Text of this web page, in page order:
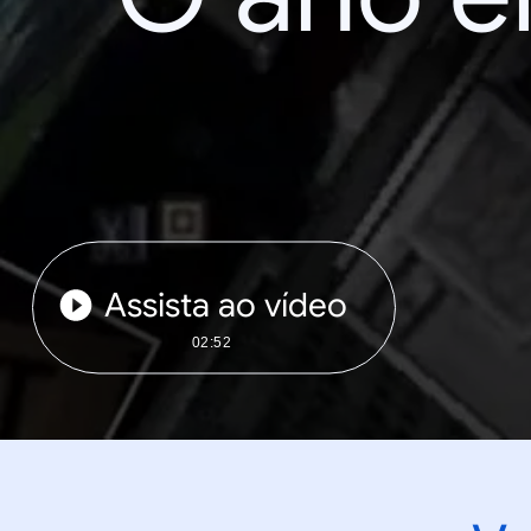
Assista ao vídeo
02:52